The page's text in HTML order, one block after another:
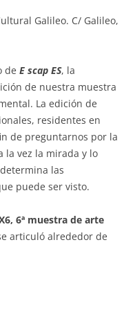
Galileo. C/ Galileo,
de E scap ES, la
de nuestra muestra
La edición de
residentes en
de preguntarnos por la
la vez la mirada y lo
las
puede ser visto.
6ª muestra de arte
articuló alrededor de